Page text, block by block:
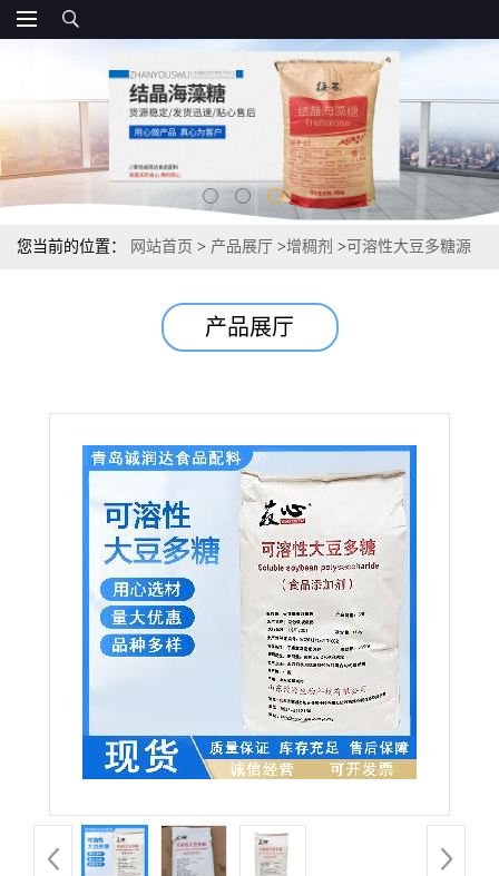
您当前的位置： 网站首页 > 产品展厅 >增稠剂 > 可溶性大豆多糖源
产品展厅